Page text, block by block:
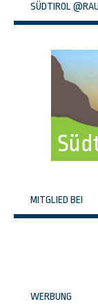
SÜDTIROL
MITGLIED BEI
WERBUNG